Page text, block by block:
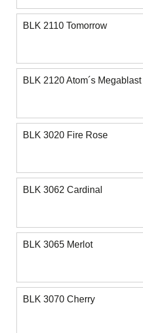
BLK 2110 Tomorrow
BLK 2120 Atom´s Megablast
BLK 3020 Fire Rose
BLK 3062 Cardinal
BLK 3065 Merlot
BLK 3070 Cherry